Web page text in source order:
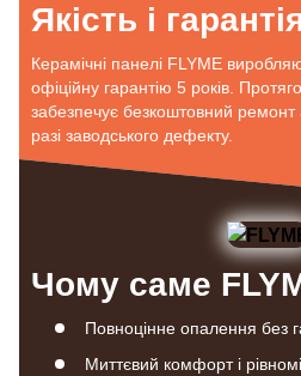
Якість і
Керамічні панелі FLYME
офіційну гарантію 5 років.
забезпечує безкоштовний
разі заводського дефекту.
Чому саме
Повноцінне опалення без
Миттєвий комфорт і